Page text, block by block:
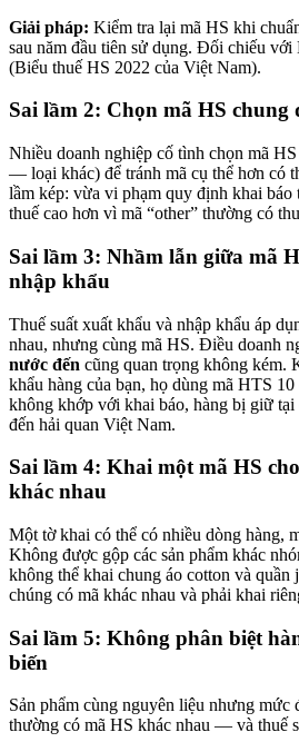
Giải pháp: Kiểm tra lại mã HS khi
sau năm đầu tiên sử dụng. Đối chiếu
(Biểu thuế HS 2022 của Việt Nam).
Sai lầm 2: Chọn mã HS chung
Nhiều doanh nghiệp cố tình chọn mã
— loại khác) để tránh mã cụ thể hơn có
lầm kép: vừa vi phạm quy định khai báo
thuế cao hơn vì mã “other” thường có
Sai lầm 3: Nhầm lẫn giữa mã
nhập khẩu
Thuế suất xuất khẩu và nhập khẩu áp
nhau, nhưng cùng mã HS. Điều doanh
nước đến cũng quan trọng không kém.
khẩu hàng của bạn, họ dùng mã HTS
không khớp với khai báo, hàng bị giữ
đến hải quan Việt Nam.
Sai lầm 4: Khai một mã HS
khác nhau
Một tờ khai có thể có nhiều dòng hàng,
Không được gộp các sản phẩm khác
không thể khai chung áo cotton và
chúng có mã khác nhau và phải khai
Sai lầm 5: Không phân biệt
biến
Sản phẩm cùng nguyên liệu nhưng mức
thường có mã HS khác nhau — và thuế